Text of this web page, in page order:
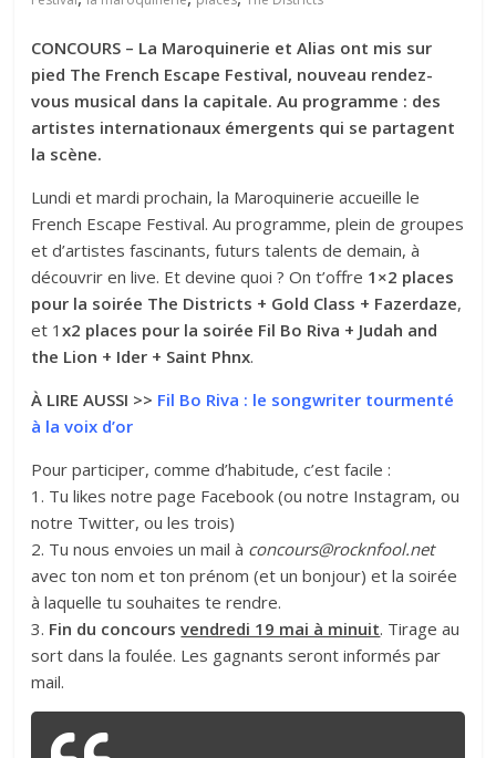
CONCOURS – La Maroquinerie et Alias ont mis sur
pied The French Escape Festival, nouveau rendez-
vous musical dans la capitale. Au programme : des
artistes internationaux émergents qui se partagent
la scène.
Lundi et mardi prochain, la Maroquinerie accueille le
French Escape Festival. Au programme, plein de groupes
et d’artistes fascinants, futurs talents de demain, à
découvrir en live. Et devine quoi ? On t’offre 1×2 places
pour la soirée The Districts + Gold Class + Fazerdaze,
et 1x2 places pour la soirée Fil Bo Riva + Judah and
the Lion + Ider + Saint Phnx.
À LIRE AUSSI >> Fil Bo Riva : le songwriter tourmenté
à la voix d’or
Pour participer, comme d’habitude, c’est facile :
1. Tu likes notre page Facebook (ou notre Instagram, ou
notre Twitter, ou les trois)
2. Tu nous envoies un mail à concours@rocknfool.net
avec ton nom et ton prénom (et un bonjour) et la soirée
à laquelle tu souhaites te rendre.
3. Fin du concoursvendredi 19 mai à minuit. Tirage au
sort dans la foulée. Les gagnants seront informés par
mail.